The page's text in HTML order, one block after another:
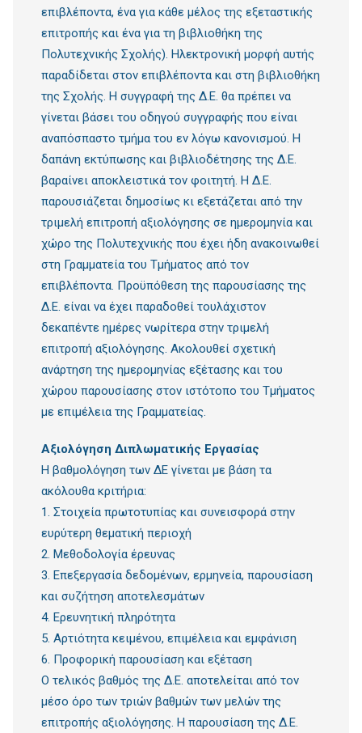
επιβλέποντα, ένα για κάθε μέλος της εξεταστικής
επιτροπής και ένα για τη βιβλιοθήκη της
Πολυτεχνικής Σχολής). Ηλεκτρονική μορφή αυτής
παραδίδεται στον επιβλέποντα και στη βιβλιοθήκη
της Σχολής. Η συγγραφή της Δ.Ε. θα πρέπει να
γίνεται βάσει του οδηγού συγγραφής που είναι
αναπόσπαστο τμήμα του εν λόγω κανονισμού. Η
δαπάνη εκτύπωσης και βιβλιοδέτησης της Δ.Ε.
βαραίνει αποκλειστικά τον φοιτητή. Η Δ.Ε.
παρουσιάζεται δημοσίως κι εξετάζεται από την
τριμελή επιτροπή αξιολόγησης σε ημερομηνία και
χώρο της Πολυτεχνικής που έχει ήδη ανακοινωθεί
στη Γραμματεία του Τμήματος από τον
επιβλέποντα. Προϋπόθεση της παρουσίασης της
Δ.Ε. είναι να έχει παραδοθεί τουλάχιστον
δεκαπέντε ημέρες νωρίτερα στην τριμελή
επιτροπή αξιολόγησης. Ακολουθεί σχετική
ανάρτηση της ημερομηνίας εξέτασης και του
χώρου παρουσίασης στον ιστότοπο του Τμήματος
με επιμέλεια της Γραμματείας.
Αξιολόγηση Διπλωματικής Εργασίας
Η βαθμολόγηση των ΔΕ γίνεται με βάση τα
ακόλουθα κριτήρια:
1. Στοιχεία πρωτοτυπίας και συνεισφορά στην
ευρύτερη θεματική περιοχή
2. Μεθοδολογία έρευνας
3. Επεξεργασία δεδομένων, ερμηνεία, παρουσίαση
και συζήτηση αποτελεσμάτων
4. Ερευνητική πληρότητα
5. Αρτιότητα κειμένου, επιμέλεια και εμφάνιση
6. Προφορική παρουσίαση και εξέταση
Ο τελικός βαθμός της Δ.Ε. αποτελείται από τον
μέσο όρο των τριών βαθμών των μελών της
επιτροπής αξιολόγησης. Η παρουσίαση της Δ.Ε.